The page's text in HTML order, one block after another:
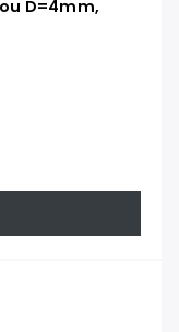
D=4mm,